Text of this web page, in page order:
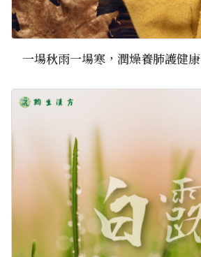
一場秋雨一場寒，潤燥養肺護健康